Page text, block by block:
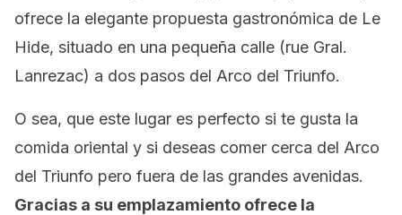
ofrece la elegante propuesta gastronómica de Le
Hide, situado en una pequeña calle (rue Gral.
Lanrezac) a dos pasos del Arco del Triunfo.
O sea, que este lugar es perfecto si te gusta la
comida oriental y si deseas comer cerca del Arco
del Triunfo pero fuera de las grandes avenidas.
Gracias a su emplazamiento ofrece la